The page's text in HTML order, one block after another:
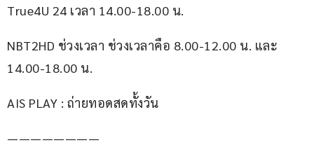
True4U 24 เวลา 14.00-18.00 น.
NBT2HD ช่วงเวลา ช่วงเวลาคือ 8.00-12.00 น. และ
14.00-18.00 น.
AIS PLAY : ถ่ายทอดสดทั้งวัน
————————